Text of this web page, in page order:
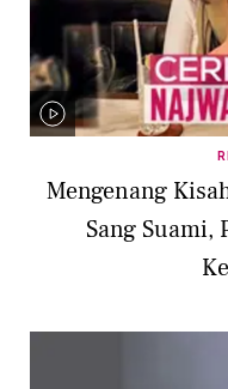
Mengenang
Sang Suami,